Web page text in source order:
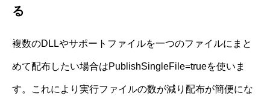
る
複数のDLLやサポートファイルを一つのファイルにまと
めて配布したい場合はPublishSingleFile=trueを使いま
す。これにより実行ファイルの数が減り配布が簡便にな